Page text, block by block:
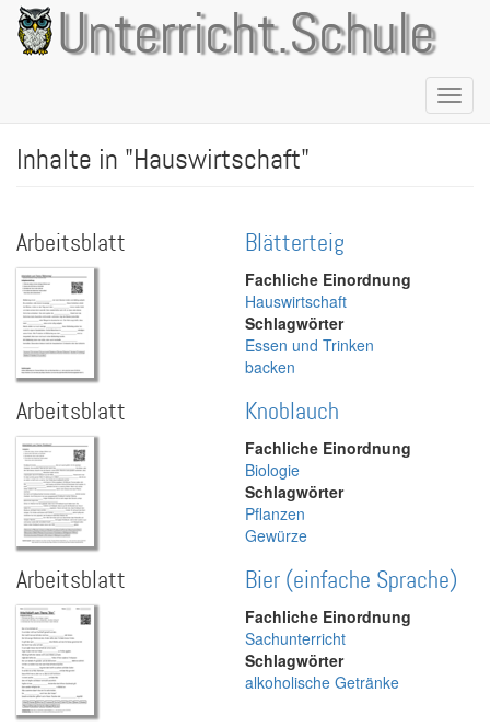
Direkt
zum
Inhalt
Unterricht.Schule
Inhalte in "Hauswirtschaft"
Arbeitsblatt Blätterteig
Fachliche Einordnung
Hauswirtschaft
Schlagwörter
Essen und Trinken
backen
Arbeitsblatt Knoblauch
Fachliche Einordnung
Biologie
Schlagwörter
Pflanzen
Gewürze
Arbeitsblatt Bier (einfache Sprache)
Fachliche Einordnung
Sachunterricht
Schlagwörter
alkoholische Getränke